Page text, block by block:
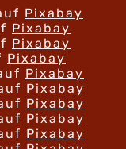
Pixabay
Pixabay
Pixabay
Pixabay
Pixabay
Pixabay
Pixabay
Pixabay
Pixabay